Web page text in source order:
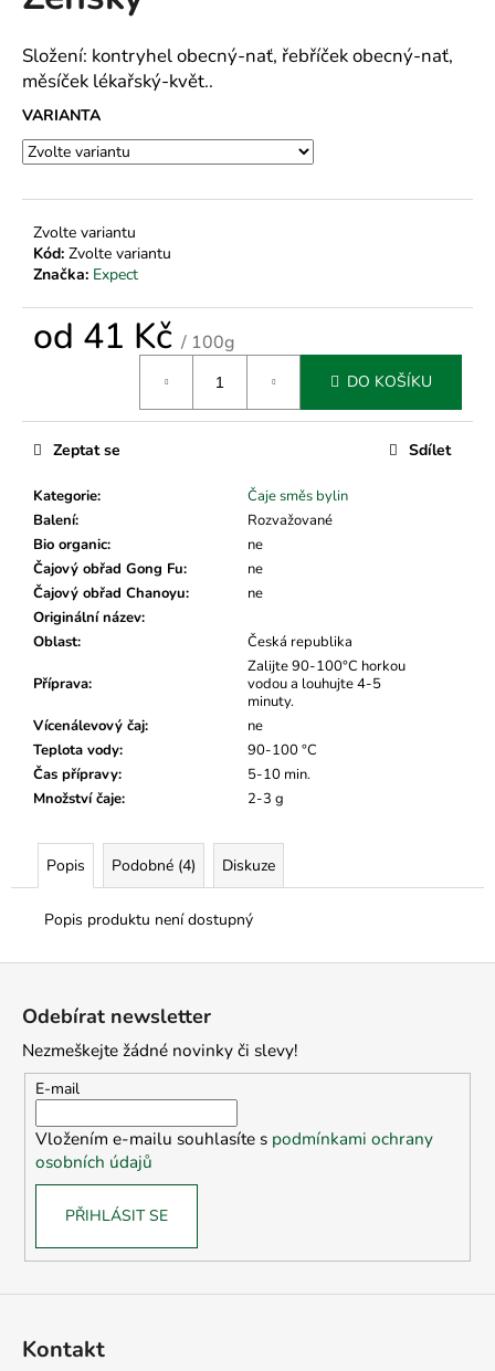
z
5
hvězdiček.
Složení: kontryhel obecný-nať, řebříček obecný-nať,
měsíček lékařský-květ..
VARIANTA
Zvolte variantu
Kód: Zvolte variantu
Značka: Expect
od 41 Kč / 100g
DO KOŠÍKU
Kategorie:
Čaje směs bylin
Balení:
Rozvažované
Bio organic:
ne
Čajový obřad Gong Fu:
ne
Čajový obřad Chanoyu:
ne
Originální název:
Oblast: Česká republika
Příprava:
Zalijte 90-100°C horkou
vodou a louhujte 4-5
minuty.
Vícenálevový čaj:
ne
Teplota vody:
90-100 °C
Čas přípravy:
5-10 min.
Množství čaje: 2-3 g
Zeptat se Sdílet
Popis Podobné (4) Diskuze
Popis produktu není dostupný
j
í
t
?
HLEDAT
D
o
u
e
m
e
Odebírat newsletter
Nezmeškejte žádné novinky či slevy!
E-mail
Vložením e-mailu souhlasíte s podmínkami ochrany
osobních údajů
PŘIHLÁSIT SE
Kontakt